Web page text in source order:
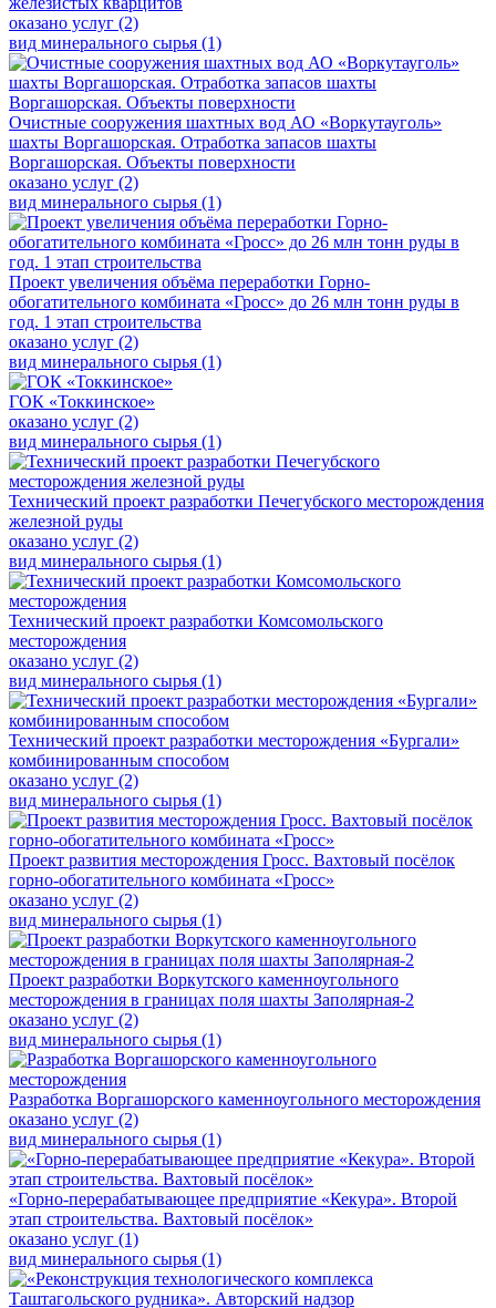
оказано услуг (2)
вид минерального сырья (1)
Очистные сооружения шахтных вод АО «Воркутауголь»
шахты Воргашорская. Отработка запасов шахты
Воргашорская. Объекты поверхности
оказано услуг (2)
вид минерального сырья (1)
Проект увеличения объёма переработки Горно-
обогатительного комбината «Гросс» до 26 млн тонн руды в
год. 1 этап строительства
оказано услуг (2)
вид минерального сырья (1)
ГОК «Токкинское»
оказано услуг (2)
вид минерального сырья (1)
Технический проект разработки Печегубского месторождения
железной руды
оказано услуг (2)
вид минерального сырья (1)
Технический проект разработки Комсомольского
месторождения
оказано услуг (2)
вид минерального сырья (1)
Технический проект разработки месторождения «Бургали»
комбинированным способом
оказано услуг (2)
вид минерального сырья (1)
Проект развития месторождения Гросс. Вахтовый посёлок
горно-обогатительного комбината «Гросс»
оказано услуг (2)
вид минерального сырья (1)
Проект разработки Воркутского каменноугольного
месторождения в границах поля шахты Заполярная-2
оказано услуг (2)
вид минерального сырья (1)
Разработка Воргашорского каменноугольного месторождения
оказано услуг (2)
вид минерального сырья (1)
«Горно-перерабатывающее предприятие «Кекура». Второй
этап строительства. Вахтовый посёлок»
оказано услуг (1)
вид минерального сырья (1)